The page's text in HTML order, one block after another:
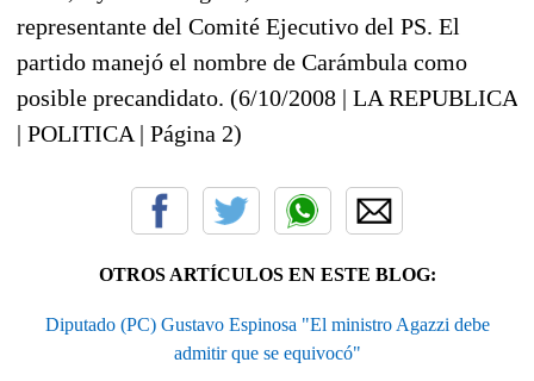
representante del Comité Ejecutivo del PS. El
partido manejó el nombre de Carámbula como
posible precandidato. (6/10/2008 | LA REPUBLICA
| POLITICA | Página 2)
OTROS ARTÍCULOS EN ESTE BLOG:
Diputado (PC) Gustavo Espinosa "El ministro Agazzi debe
admitir que se equivocó"